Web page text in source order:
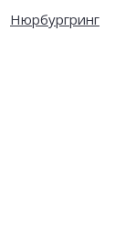
Нюрбургринг